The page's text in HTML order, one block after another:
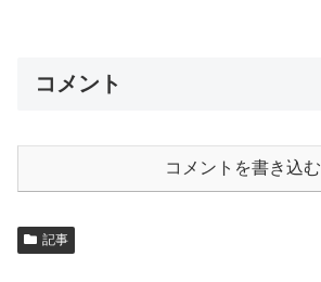
コメント
コメントを書き込む
記事